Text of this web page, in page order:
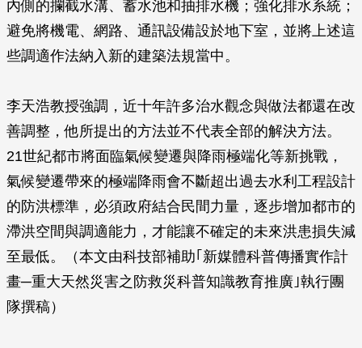
內側的攔截水溝、蓄水池和抽排水機；強化排水系統；
避免將機電、網路、通訊設備設於地下室，並將上述這
些調適作法納入新的建築法規當中。
李天浩教授強調，近十年許多治水觀念與做法都還在改
善調整，他所提出的方法並不代表全部的解決方法。
21世紀都市將面臨氣候變遷與降雨極端化等新挑戰，
氣候變遷帶來的極端降雨會不斷超出過去水利工程設計
的防洪標準，必須政府結合民間力量，逐步增加都市的
滯洪空間與調適能力，才能讓不確定的未來洪患損失減
至最低。（本文由科技部補助｢新媒體科普傳播實作計
畫─重大天然災害之防救災科普知識教育推廣｣執行團
隊撰稿）